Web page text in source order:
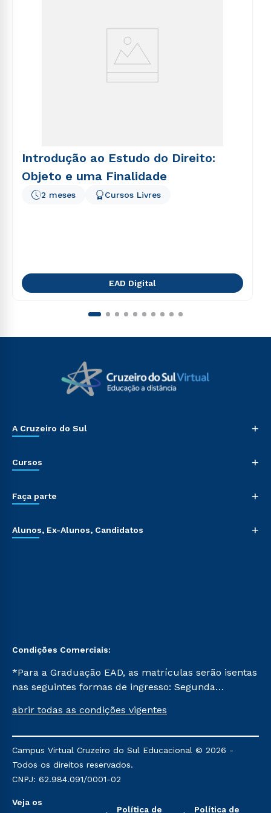
Introdução ao Estudo do Direito:
Objeto e uma Finalidade
2 meses Cursos Livres
EAD Digital
A Cruzeiro do Sul +
Cursos +
Faça parte +
Alunos, Ex-Alunos, Candidatos +
Condições Comerciais:
*Para a Graduação EAD, as matrículas serão isentas
nas seguintes formas de ingresso: Segunda
Já para as demais, a taxa de matrícula será de R$
mencionadas são referentes aos cursos: Ensino
Religioso, Geografia para a Docência e Metodologia
do Ensino de História: Questões Atuais.
abrir todas as condições vigentes
Campus Virtual Cruzeiro do Sul Educacional © 2026 -
Todos os direitos reservados.
CNPJ: 62.984.091/0001-02
Veja os
Política de Política de